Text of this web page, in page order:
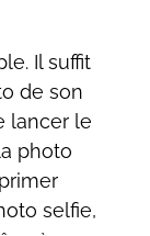
Il suffit
de son
lancer le
photo
selfie,